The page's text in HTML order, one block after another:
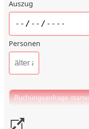
Auszug
Personen